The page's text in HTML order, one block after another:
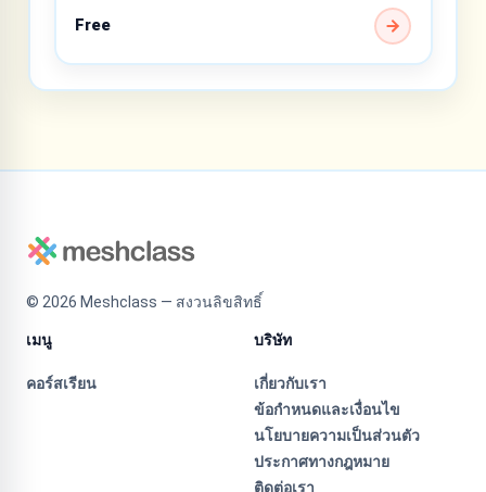
Free
© 2026 Meshclass — สงวนลิขสิทธิ์
เมนู
คอร์สเรียน
บริษัท
เกี่ยวกับเรา
ข้อกำหนดและเงื่อนไข
นโยบายความเป็นส่วนตัว
ประกาศทางกฎหมาย
ติดต่อเรา